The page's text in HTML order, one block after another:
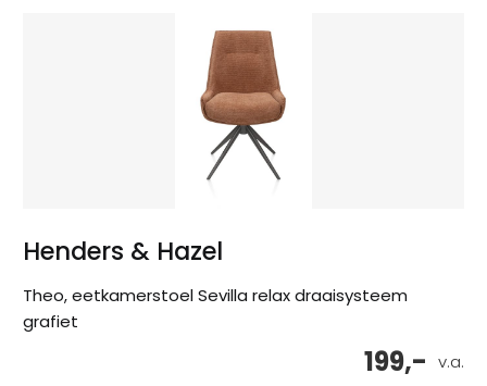
Henders & Hazel
Theo, eetkamerstoel Sevilla relax draaisysteem
grafiet
v.a.
199,-